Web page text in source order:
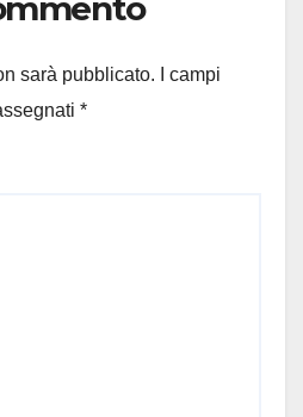
sarà pubblicato.
I campi
*